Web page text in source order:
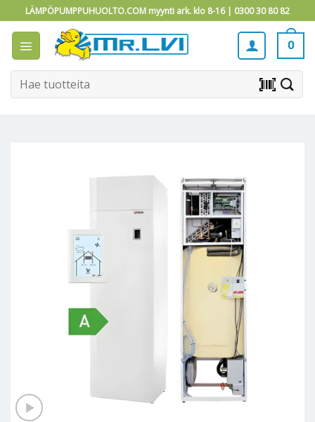
to
content
LÄMPÖPUMPPUHUOLTO.COM myynti ark. klo 8-16 | 0300 30 80 82
0
Etsi: barcode_scanner